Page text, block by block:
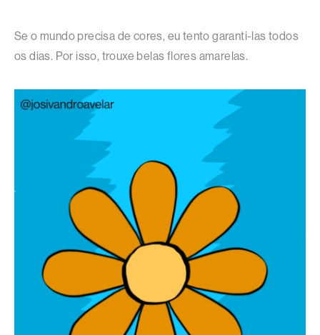
Se o mundo precisa de cores, eu tento garanti-las todos
os dias. Por isso, trouxe belas flores amarelas.